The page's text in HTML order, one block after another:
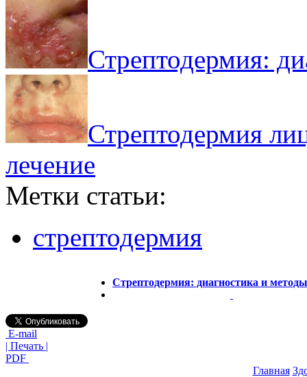
Стрептодермия:
Стрептодермия
лечение
Метки статьи:
стрептодермия
Стрептодермия: диагностика и
E-mail
| Печать |
PDF
Главная